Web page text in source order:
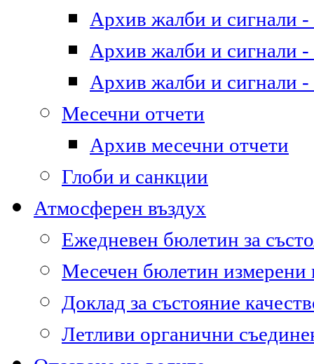
Архив жалби и сигнали -
Архив жалби и сигнали -
Архив жалби и сигнали -
Месечни отчети
Архив месечни отчети
Глоби и санкции
Атмосферен въздух
Ежедневен бюлетин за
Месечен бюлетин
Доклад за състояние
Летливи органични